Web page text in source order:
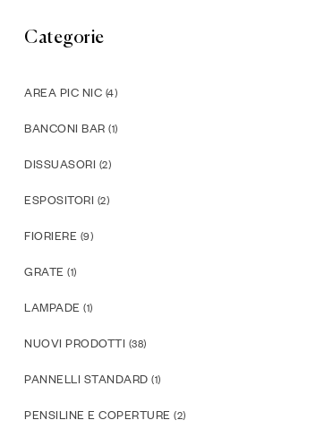
Categorie
AREA PIC NIC (4)
BANCONI BAR (1)
DISSUASORI (2)
ESPOSITORI (2)
FIORIERE (9)
GRATE (1)
LAMPADE (1)
NUOVI PRODOTTI (38)
PANNELLI STANDARD (1)
PENSILINE E COPERTURE (2)